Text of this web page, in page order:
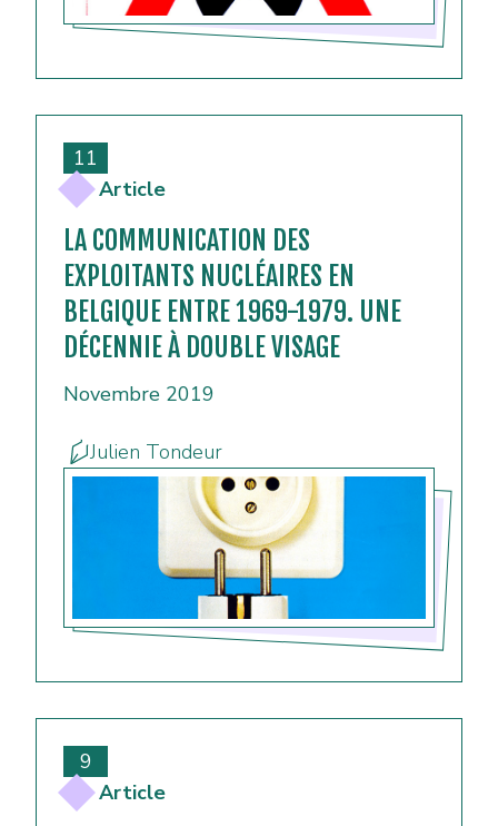
Article
LA COMMUNICATION DES
EXPLOITANTS NUCLÉAIRES EN
BELGIQUE ENTRE 1969-1979. UNE
DÉCENNIE À DOUBLE VISAGE
Novembre 2019
Julien Tondeur
11
Article
9